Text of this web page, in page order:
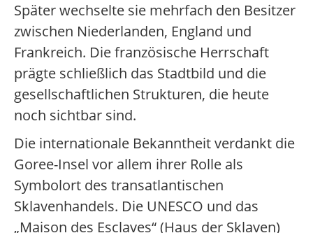
Später wechselte sie mehrfach den Besitzer
zwischen Niederlanden, England und
Frankreich. Die französische Herrschaft
prägte schließlich das Stadtbild und die
gesellschaftlichen Strukturen, die heute
noch sichtbar sind.
Die internationale Bekanntheit verdankt die
Goree-Insel vor allem ihrer Rolle als
Symbolort des transatlantischen
Sklavenhandels. Die UNESCO und das
„Maison des Esclaves“ (Haus der Sklaven)